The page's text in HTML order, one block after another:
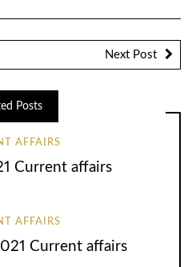
Next Post
Posts
AFFAIRS
Current affairs
AFFAIRS
Current affairs